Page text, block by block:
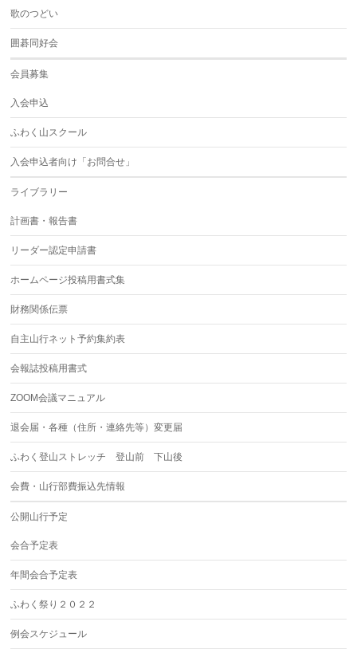
歌のつどい
囲碁同好会
会員募集
入会申込
ふわく山スクール
入会申込者向け「お問合せ」
ライブラリー
計画書・報告書
リーダー認定申請書
ホームページ投稿用書式集
財務関係伝票
自主山行ネット予約集約表
会報誌投稿用書式
ZOOM会議マニュアル
退会届・各種（住所・連絡先等）変更届
ふわく登山ストレッチ 登山前 下山後
会費・山行部費振込先情報
公開山行予定
会合予定表
年間会合予定表
ふわく祭り２０２２
例会スケジュール